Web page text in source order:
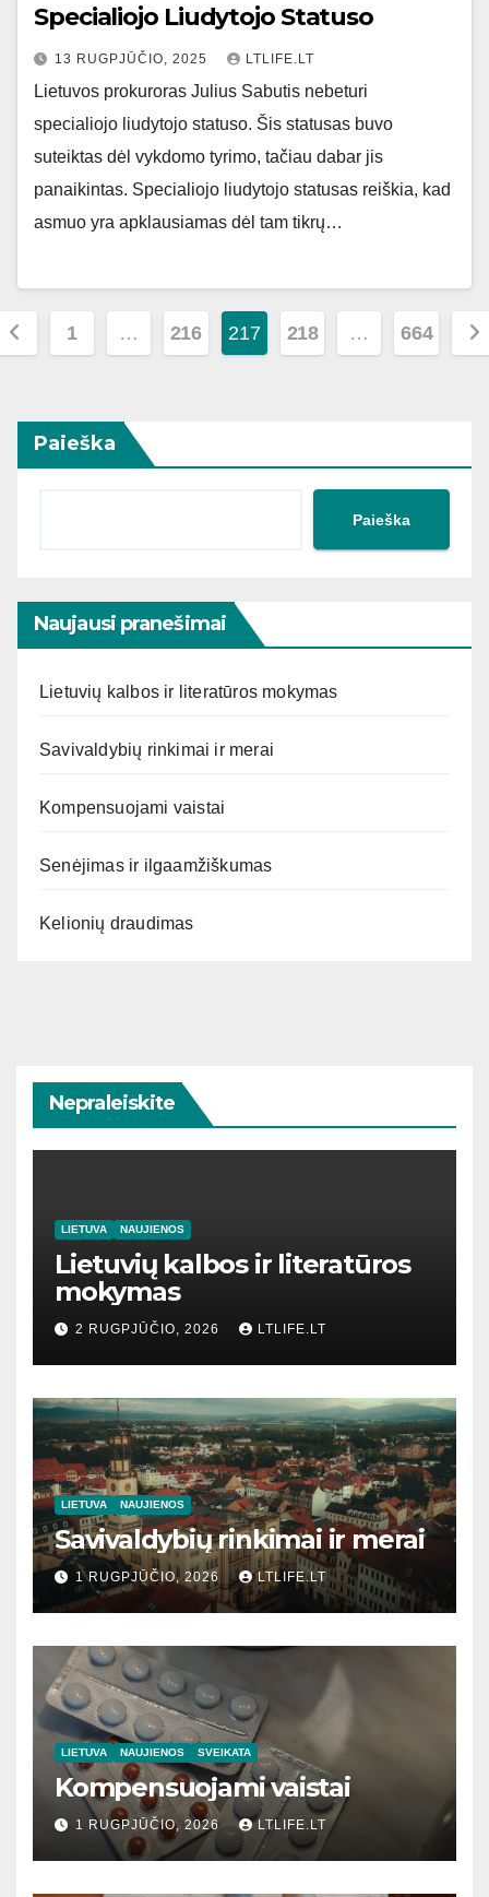
Specialiojo Liudytojo Statuso
13 RUGPJŪČIO, 2025 LTLIFE.LT
Lietuvos prokuroras Julius Sabutis nebeturi
specialiojo liudytojo statuso. Šis statusas buvo
suteiktas dėl vykdomo tyrimo, tačiau dabar jis
panaikintas. Specialiojo liudytojo statusas reiškia, kad
asmuo yra apklausiamas dėl tam tikrų…
1 … 216 217 218 … 664
Paieška
Paieška
Naujausi pranešimai
Lietuvių kalbos ir literatūros mokymas
Savivaldybių rinkimai ir merai
Kompensuojami vaistai
Senėjimas ir ilgaamžiškumas
Kelionių draudimas
Nepraleiskite
LIETUVA NAUJIENOS
Lietuvių kalbos ir literatūros
mokymas
2 RUGPJŪČIO, 2026 LTLIFE.LT
LIETUVA NAUJIENOS
Savivaldybių rinkimai ir merai
1 RUGPJŪČIO, 2026 LTLIFE.LT
LIETUVA NAUJIENOS SVEIKATA
Kompensuojami vaistai
1 RUGPJŪČIO, 2026 LTLIFE.LT